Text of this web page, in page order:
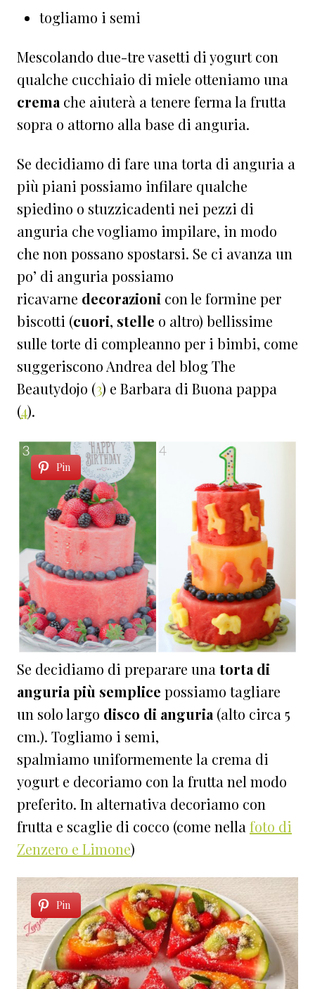
togliamo i semi
Mescolando due-tre vasetti di yogurt con
qualche cucchiaio di miele otteniamo una
crema che aiuterà a tenere ferma la frutta
sopra o attorno alla base di anguria.
Se decidiamo di fare una torta di anguria a
più piani possiamo infilare qualche
spiedino o stuzzicadenti nei pezzi di
anguria che vogliamo impilare, in modo
che non possano spostarsi. Se ci avanza un
po’ di anguria possiamo
ricavarne decorazioni con le formine per
biscotti (cuori, stelle o altro) bellissime
sulle torte di compleanno per i bimbi, come
suggeriscono Andrea del blog The
Beautydojo (3) e Barbara di Buona pappa
(4).
Pin
Se decidiamo di preparare una torta di
anguria più semplice possiamo tagliare
un solo largo disco di anguria (alto circa 5
cm.). Togliamo i semi,
spalmiamo uniformemente la crema di
yogurt e decoriamo con la frutta nel modo
preferito. In alternativa decoriamo con
frutta e scaglie di cocco (come nella foto di
Zenzero e Limone)
Pin